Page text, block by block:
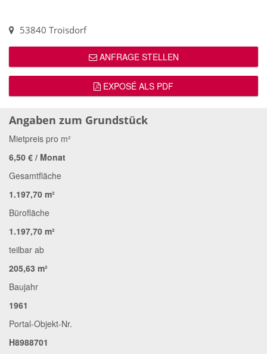
53840 Troisdorf
ANFRAGE STELLEN
EXPOSÉ ALS PDF
Angaben zum Grundstück
Mietpreis pro m²
6,50 € / Monat
Gesamtfläche
1.197,70 m²
Bürofläche
1.197,70 m²
teilbar ab
205,63 m²
Baujahr
1961
Portal-Objekt-Nr.
H8988701